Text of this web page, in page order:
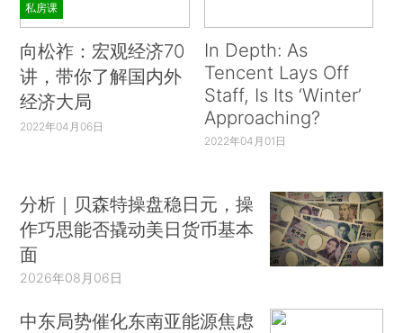
私房课
向松祚：宏观经济70
讲，带你了解国内外
经济大局
2022年04月06日
In Depth: As
Tencent Lays Off
Staff, Is Its ‘Winter’
Approaching?
2022年04月01日
分析｜贝森特操盘稳日元，操
作巧思能否撬动美日货币基本
面
2026年08月06日
中东局势催化东南亚能源焦虑